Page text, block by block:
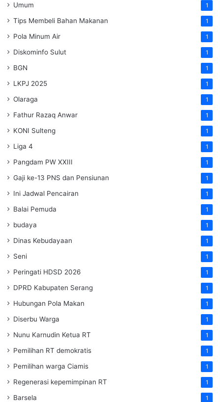
Umum 1
Tips Membeli Bahan Makanan 1
Pola Minum Air 1
Diskominfo Sulut 1
BGN 1
LKPJ 2025 1
Olaraga 1
Fathur Razaq Anwar 1
KONI Sulteng 1
Liga 4 1
Pangdam PW XXIII 1
Gaji ke-13 PNS dan Pensiunan 1
Ini Jadwal Pencairan 1
Balai Pemuda 1
budaya 1
Dinas Kebudayaan 1
Seni 1
Peringati HDSD 2026 1
DPRD Kabupaten Serang 1
Hubungan Pola Makan 1
Diserbu Warga 1
Nunu Karnudin Ketua RT 1
Pemilihan RT demokratis 1
Pemilihan warga Ciamis 1
Regenerasi kepemimpinan RT 1
Barsela 1